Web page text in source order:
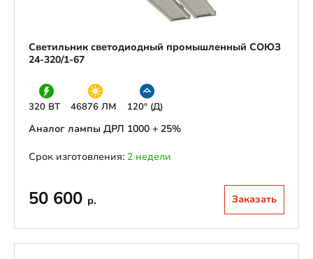
Светильник светодиодный промышленный СОЮЗ
24-320/1-67
320 ВТ 46876 ЛМ 120° (Д)
Аналог лампы ДРЛ 1000 + 25%
Срок изготовления: 2 недели
50 600 р. Заказать